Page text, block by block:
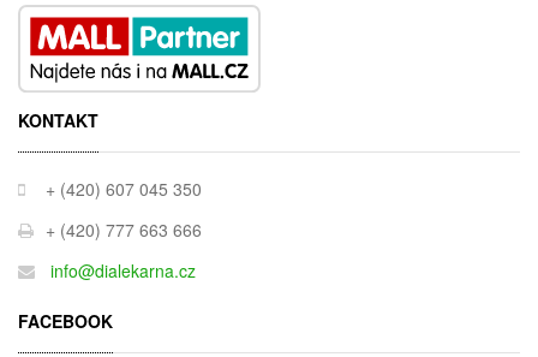
KONTAKT
+ (420) 607 045 350
+ (420) 777 663 666
info@dialekarna.cz
FACEBOOK